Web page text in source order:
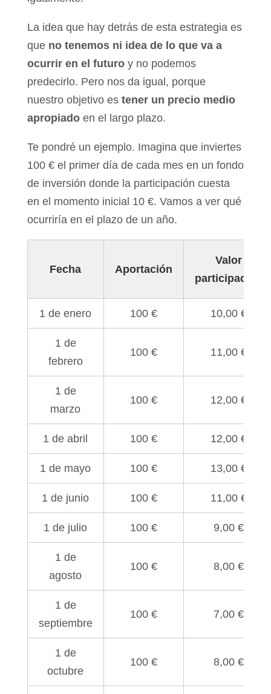
La idea que hay detrás de esta estrategia es
que no tenemos ni idea de lo que va a
ocurrir en el futuroy no podemos
predecirlo. Pero nos da igual, porque
nuestro objetivo es tener un precio medio
apropiadoen el largo plazo.
Te pondré un ejemplo. Imagina que inviertes
100 € el primer día de cada mes en un fondo
de inversión donde la participación cuesta
en el momento inicial 10 €. Vamos a ver qué
ocurriría en el plazo de un año.
Fecha Aportación
Valor
participación
1 de enero 100 € 10,00 €
1 de
febrero
100 € 11,00 €
1 de
marzo
100 € 12,00 €
1 de abril 100 € 12,00 €
1 de mayo 100 € 13,00 €
1 de junio 100 € 11,00 €
1 de julio 100 € 9,00 €
1 de
agosto
100 € 8,00 €
1 de
septiembre
100 € 7,00 €
1 de
octubre
100 € 8,00 €